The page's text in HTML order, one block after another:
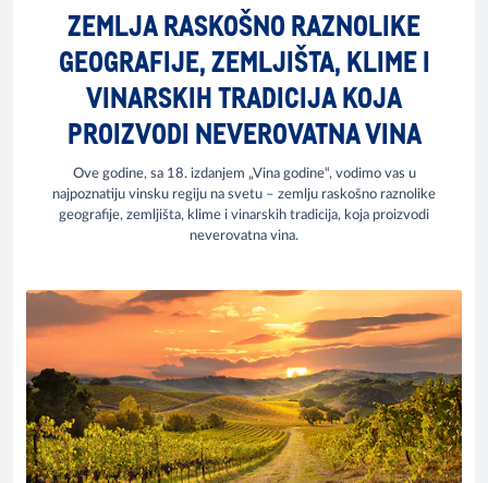
ZEMLJA RASKOŠNO RAZNOLIKE
GEOGRAFIJE, ZEMLJIŠTA, KLIME I
VINARSKIH TRADICIJA KOJA
PROIZVODI NEVEROVATNA VINA
Ove godine, sa 18. izdanjem „Vina godine“, vodimo vas u
najpoznatiju vinsku regiju na svetu – zemlju raskošno raznolike
geografije, zemljišta, klime i vinarskih tradicija, koja proizvodi
neverovatna vina.